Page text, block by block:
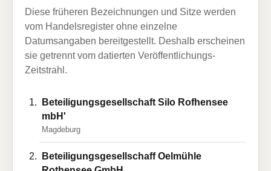
Diese früheren Bezeichnungen und Sitze werden
vom Handelsregister ohne einzelne
Datumsangaben bereitgestellt. Deshalb erscheinen
sie getrennt vom datierten Veröffentlichungs-
Zeitstrahl.
Beteiligungsgesellschaft Silo Rofhensee
mbH'
Magdeburg
Beteiligungsgesellschaff Oelmühle